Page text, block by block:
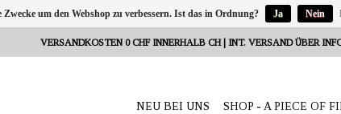
VERSANDKOSTEN 0 CHF INNERHALB CH | INT. VERSAND ÜBER
NEU BEI UNS SHOP - A PIECE OF
um den Webshop zu verbessern. Ist das in Ordnung? Ja Nein